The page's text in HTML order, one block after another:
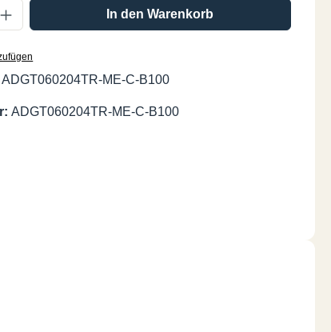
Gib den gewünschten Wert ein
In den Warenkorb
ADGT060204TR-ME-C-B100
ADGT060204TR-ME-C-B100